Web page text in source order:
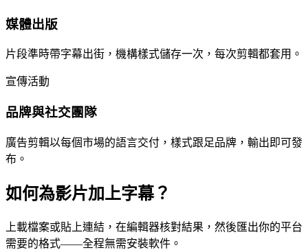
媒體出版
片段準時帶字幕出街，機構樣式儲存一次，每次剪輯都套用。
宣傳活動
品牌與社交團隊
廣告剪輯以每個市場的語言交付，樣式跟足品牌，輸出即可發
布。
如何為影片加上字幕？
上載檔案或貼上連結，在編輯器核對結果，然後匯出你的平台
需要的格式——全程無需安裝軟件。